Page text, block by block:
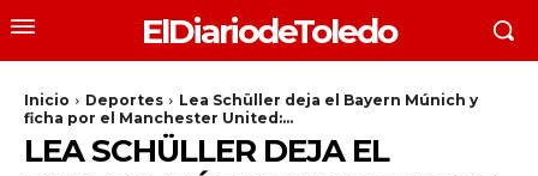
ElDiariodeToledo
Inicio Deportes
Lea Schüller deja el Bayern Múnich y
ficha por el Manchester United:...
LEA SCHÜLLER DEJA EL